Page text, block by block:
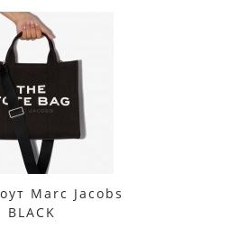
Marc Jacobs
BLACK